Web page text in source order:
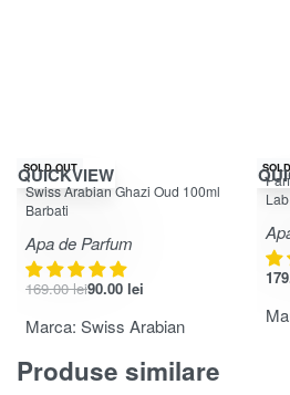
-47% OFF
SOLD OUT
QUICKVIEW
Evaluat la4.83din 5
Swiss Arabian Ghazi Oud 100ml
Barbati
Apa de Parfum
169.00lei90.00 lei
Marca: Swiss Arabian
Produse similare